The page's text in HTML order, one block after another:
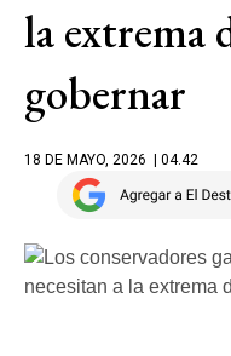
la extrema
gobernar
18 DE MAYO, 2026 | 04.42